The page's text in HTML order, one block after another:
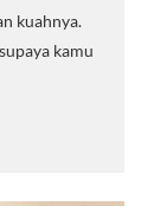
kuahnya.
kamu